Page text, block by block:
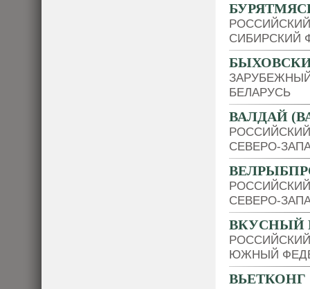
СИБИРСКИЙ
БЕЛАРУСЬ
ВАЛДАЙ
СЕВЕРО-
СЕВЕРО-
ВКУСНЫЙ
ЮЖНЫЙ
ВЬЕТКОНГ